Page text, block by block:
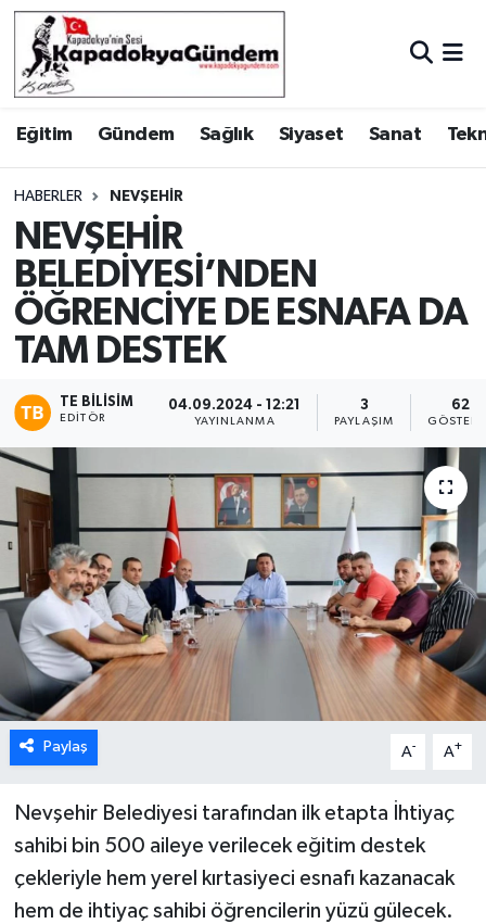
Eğitim Gündem Sağlık Siyaset Sanat
HABERLER NEVŞEHIR
NEVŞEHİR
BELEDİYESİ’NDEN
ÖĞRENCİYE DE ESNAFA DA
TAM DESTEK
TE BILISIM
EDITÖR
04.09.2024 - 12:21
YAYINLANMA
3
PAYLAŞIM
62
Paylaş A- A+
Nevşehir Belediyesi tarafından ilk etapta İhtiyaç
sahibi bin 500 aileye verilecek eğitim destek
çekleriyle hem yerel kırtasiyeci esnafı kazanacak
hem de ihtiyaç sahibi öğrencilerin yüzü gülecek.
Hava Durumu
Trafik Durumu
Süper Lig Puan Durumu ve Fikstür
Tüm Manşetler
Son Dakika Haberleri
Haber Arşivi